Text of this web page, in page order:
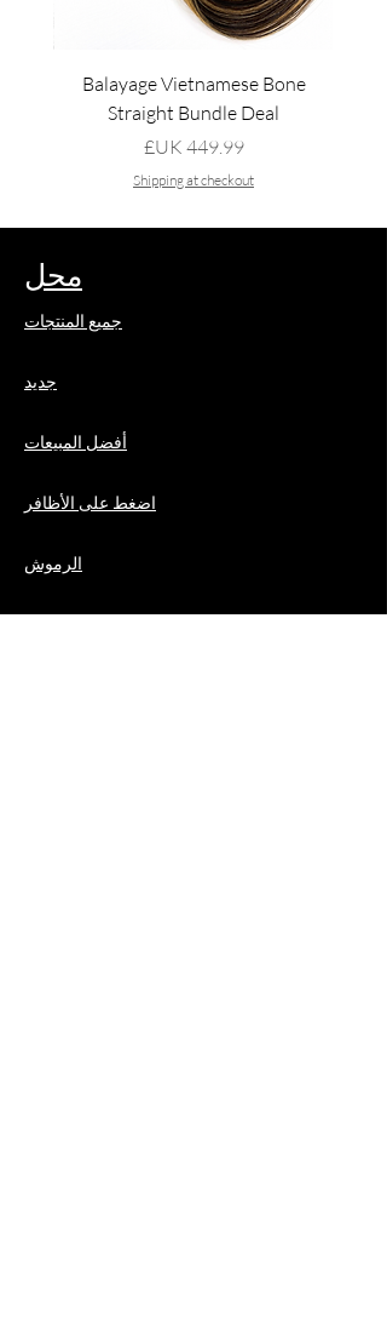
Balayage Vietnamese Bone
Straight Bundle Deal
السعر‏449.99 UK£
Shipping at checkout
محل
جميع المنتجات
جديد
أفضل المبيعات
اضغط على الأظافر
الرموش